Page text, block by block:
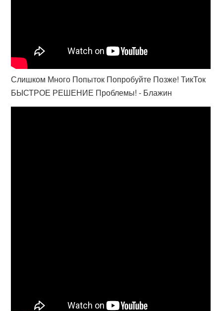
Слишком Много Попыток Попробуйте Позже! ТикТок
БЫСТРОЕ РЕШЕНИЕ Проблемы! - Блажин